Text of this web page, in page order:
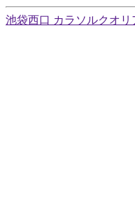
池袋西口 カラソルクオリ